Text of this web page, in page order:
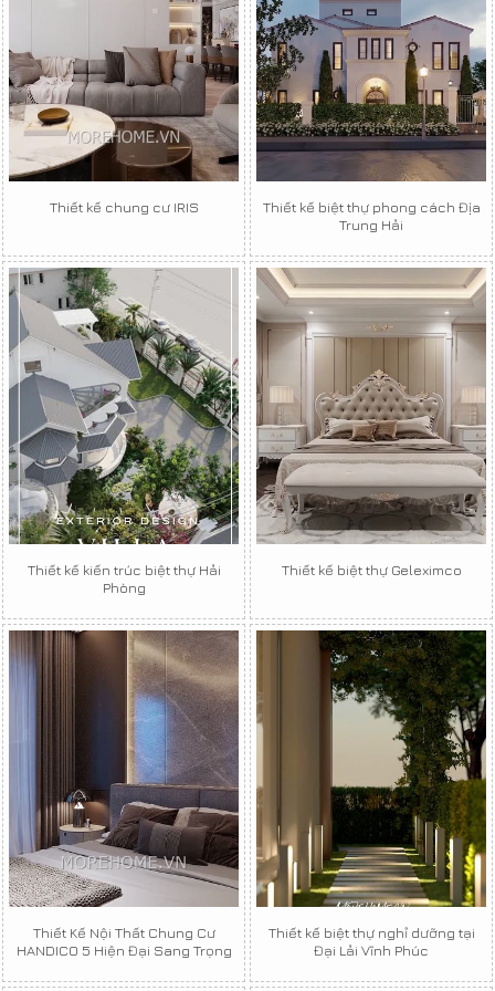
Thiết kế chung cư IRIS
Thiết kế biệt thự phong cách Địa
Trung Hải
Thiết kế kiến trúc biệt thự Hải
Phòng
Thiết kế biệt thự Geleximco
Thiết Kế Nội Thất Chung Cư
HANDICO 5 Hiện Đại Sang Trọng
Thiết kế biệt thự nghỉ dưỡng tại
Đại Lải Vĩnh Phúc